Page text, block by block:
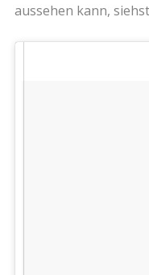
aussehen kann,